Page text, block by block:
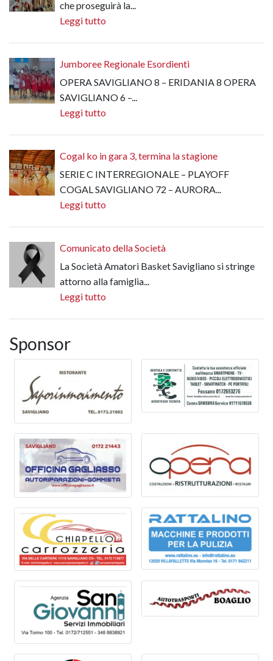
che proseguirà la...
Leggi tutto
Jumboree Regionale Esordienti
OPERA SAVIGLIANO 8 – ERIDANIA 8 OPERA
SAVIGLIANO 6 –...
Leggi tutto
Cogal ko in gara 3, termina la stagione
SERIE C INTERREGIONALE – PLAYOFF
COGAL SAVIGLIANO 72 – AURORA...
Leggi tutto
Comunicato della Società
La Società Amatori Basket Savigliano si stringe
attorno alla famiglia...
Leggi tutto
Sponsor